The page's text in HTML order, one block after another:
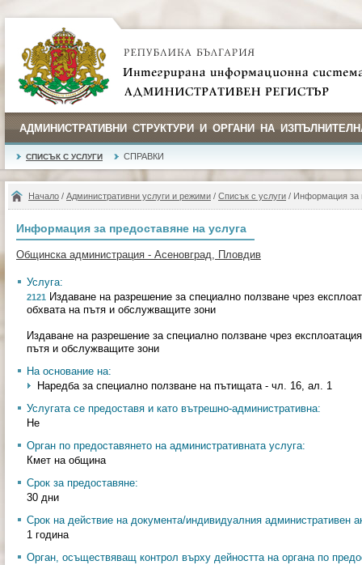
АДМИНИСТРАТИВНИ СТРУКТУРИ И ОРГАНИ НА
СПИСЪК С УСЛУГИ СПРАВКИ
Начало / Административни услуги и режими / Списък с услуги / Информация за
Информация за предоставяне на услуга
Общинска администрация - Асеновград, Пловдив
Услуга:
2121 Издаване на разрешение за специално ползване чрез
обхвата на пътя и обслужващите зони
Издаване на разрешение за специално ползване чрез
пътя и обслужващите зони
На основание на:
Наредба за специално ползване на пътищата - чл. 16, ал. 1
Услугата се предоставя и като вътрешно-административна:
Не
Орган по предоставянето на административната услуга:
Кмет на община
Срок за предоставяне:
30 дни
Срок на действие на документа/индивидуалния административен
1 година
Орган, осъществяващ контрол върху дейността на органа по